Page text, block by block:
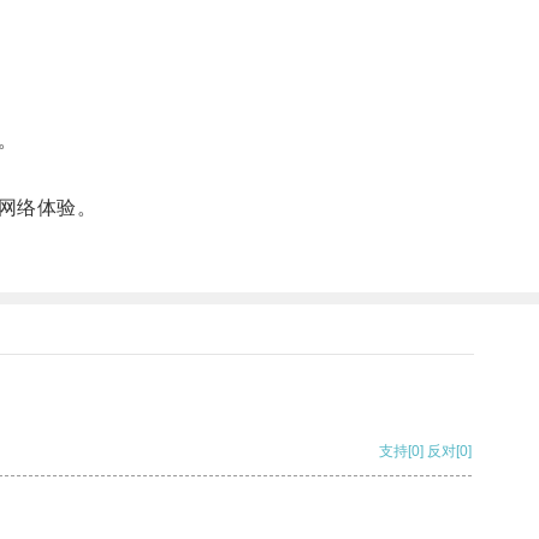
络体验。
支持[0] 反对[0]